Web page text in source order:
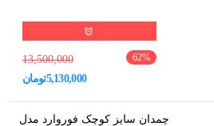
62%
13,500,000
5,130,000تومان
چمدان سایز کوچک فوروارد مدل